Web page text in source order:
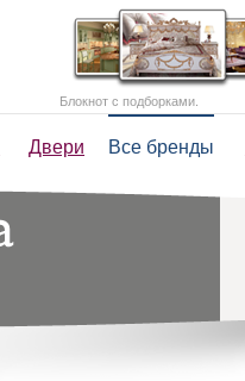
Двери Все бренды
Блокнот с подборками.